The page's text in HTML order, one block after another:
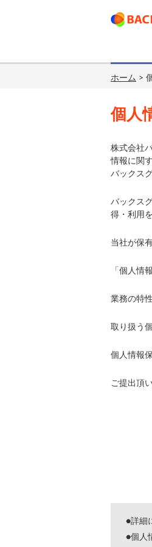
ホーム >
個人
株式会社
情報に関
バックス
バックス
得・利用
当社が保
「個人情
業務の特
取り扱う
個人情報
ご提出頂
●詳細
●個人